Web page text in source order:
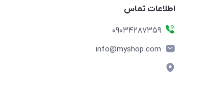
اطلاعات تماس
09034287359
info@myshop.com